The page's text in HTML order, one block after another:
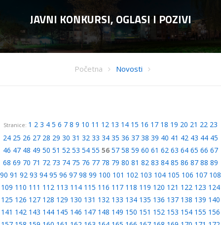
JAVNI KONKURSI, OGLASI I POZIVI
Početna Novosti
Stranice: 1 2 3 4 5 6 7 8 9 10 11 12 13 14 15 16 17 18 19 20 21 22 23
24 25 26 27 28 29 30 31 32 33 34 35 36 37 38 39 40 41 42 43 44 45
46 47 48 49 50 51 52 53 54 55 56 57 58 59 60 61 62 63 64 65 66 67
68 69 70 71 72 73 74 75 76 77 78 79 80 81 82 83 84 85 86 87 88 89
90 91 92 93 94 95 96 97 98 99 100 101 102 103 104 105 106 107 108
109 110 111 112 113 114 115 116 117 118 119 120 121 122 123 124
125 126 127 128 129 130 131 132 133 134 135 136 137 138 139 140
141 142 143 144 145 146 147 148 149 150 151 152 153 154 155 156